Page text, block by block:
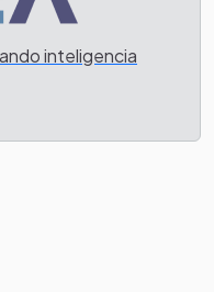
inteligencia